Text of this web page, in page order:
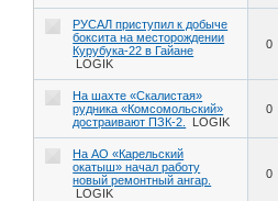
РУСАЛ приступил к добыче
боксита на месторождении
Курубука-22 в Гайане
LOGIK
0
На шахте «Скалистая»
рудника «Комсомольский»
достраивают ПЗК-2.
LOGIK
0
На АО «Карельский
окатыш» начал работу
новый ремонтный ангар.
LOGIK
0